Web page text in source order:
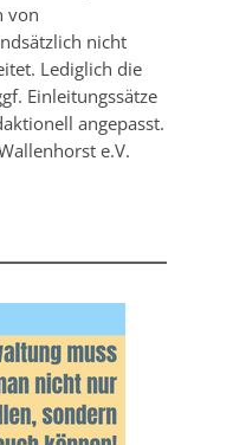
von
nicht
Lediglich die
Einleitungssätze
angepasst.
e.V.